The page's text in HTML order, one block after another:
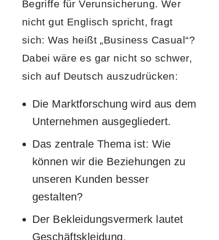
Begriffe für Verunsicherung. Wer
nicht gut Englisch spricht, fragt
sich: Was heißt „Business Casual“?
Dabei wäre es gar nicht so schwer,
sich auf Deutsch auszudrücken:
Die Marktforschung wird aus dem
Unternehmen ausgegliedert.
Das zentrale Thema ist: Wie
können wir die Beziehungen zu
unseren Kunden besser
gestalten?
Der Bekleidungsvermerk lautet
Geschäftskleidung.